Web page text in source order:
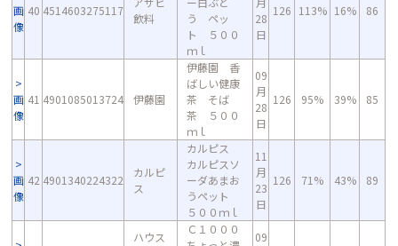
画
像
40 4514603275117
飲料
う ペッ
ト ５００
ｍｌ
28
日
126 113% 16% 86
画
像
41 4901085013724 伊藤園
伊藤園 香
ばしい健康
茶 そば
茶 ５００
ｍｌ
09
月
28
日
126 95% 39% 85
画
像
42 4901340224322
カルピ
ス
カルピス
カルピスソ
ーダあまお
うペット
５００ｍｌ
11
月
23
日
126 71% 43% 89
ハウス
Ｃ１０００
09